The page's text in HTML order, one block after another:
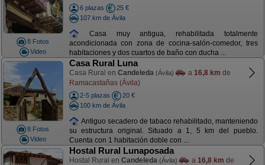
8 Fotos
Video
6 plazas
25 €
107 km de Ávila
Casa muy antigua, rehabilitada totalmente
acondicionada con zona de cocina-salón-comedor, tres
habitaciones y dos cuartos de baño con ducha ...
8 Fotos
Video
Casa Rural Luna
Casa Rural en Candeleda (Ávila) a 16,8 km de
Ramacastañas (Ávila)
2-5 plazas
20 €
100 km de Ávila
Antiguo secadero de tabaco rehabilitado, manteniendo
su estructura original. Situado a 1, 5 km del pueblo.
Cuenta con 1 habitación doble con ...
Hostal Rural Lunaposada
Hostal Rural en Candeleda (Ávila) a 16,8 km de